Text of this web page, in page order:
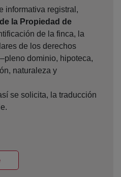
informativa registral,
la Propiedad de
de la finca, la
de los derechos
dominio, hipoteca,
naturaleza y
se solicita, la traducción
Ventana nueva